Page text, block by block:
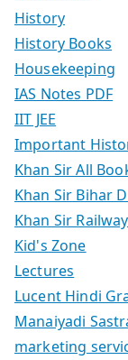
History
History Books
Housekeeping
IAS Notes PDF
IIT JEE
Important
Khan Sir All
Khan Sir Bihar
Khan Sir
Kid's Zone
Lectures
Lucent Hindi
Manaiyadi
marketing